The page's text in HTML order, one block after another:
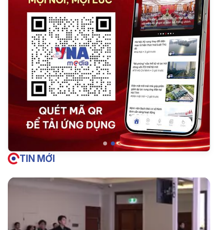
TIN MỚI